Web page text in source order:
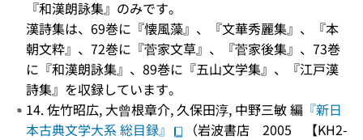
『和漢朗詠集』のみです。
漢詩集は、69巻に『懐風藻』、『文華秀麗集』、『本
朝文粋』、72巻に『菅家文草』、『菅家後集』、73巻
に『和漢朗詠集』、89巻に『五山文学集』、『江戸漢
詩集』を収録しています。
14. 佐竹昭広, 大曾根章介, 久保田淳, 中野三敏 編 『新日
本古典文学大系 総目録』
（岩波書店 2005 【KH2-